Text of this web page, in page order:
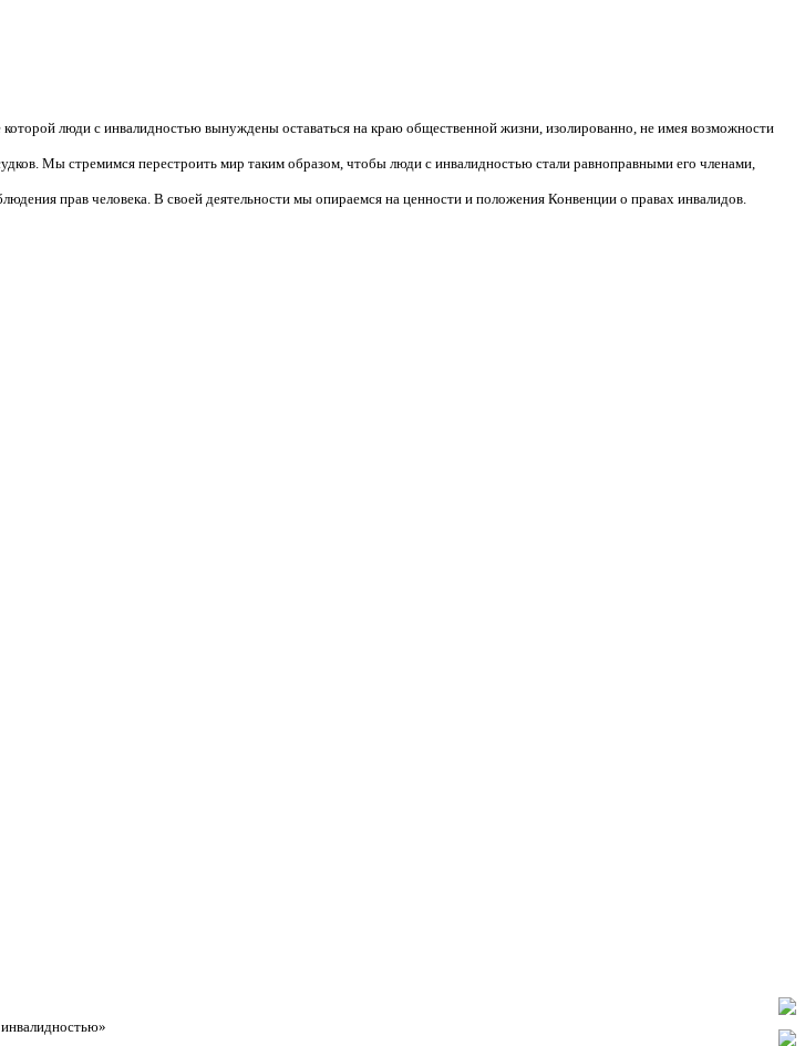
люди с инвалидностью вынуждены оставаться на краю общественной жизни, изолированно, не имея возможности
Мы стремимся перестроить мир таким образом, чтобы люди с инвалидностью стали равноправными его членами,
прав человека. В своей деятельности мы опираемся на ценности и положения Конвенции о правах инвалидов.